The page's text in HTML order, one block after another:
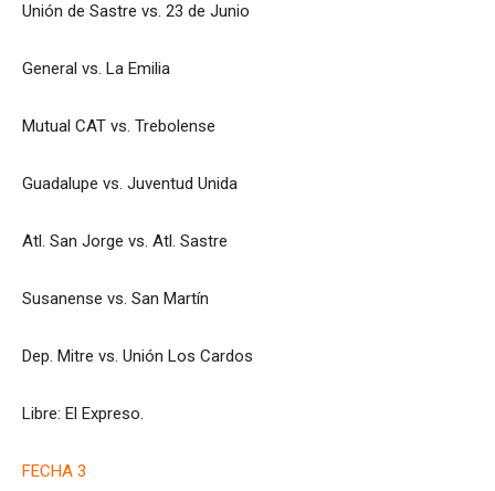
Unión de Sastre vs. 23 de Junio
General vs. La Emilia
Mutual CAT vs. Trebolense
Guadalupe vs. Juventud Unida
Atl. San Jorge vs. Atl. Sastre
Susanense vs. San Martín
Dep. Mitre vs. Unión Los Cardos
Libre: El Expreso.
FECHA 3